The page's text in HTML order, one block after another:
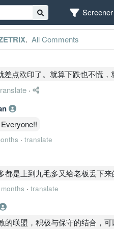
Screener
. All Comments
差点欧印了。就算下跌也不慌，
·
· translate
都是上到九毛多又给老板丢下
· translate
的联盟，积极与保守的结合，